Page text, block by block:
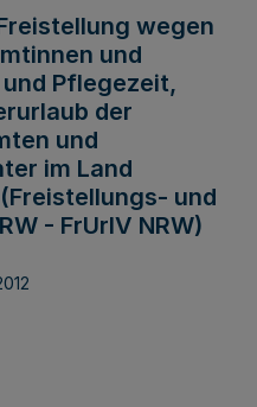
wegen
und
Pflegezeit,
der
und
im Land
und
- FrUrlV NRW)